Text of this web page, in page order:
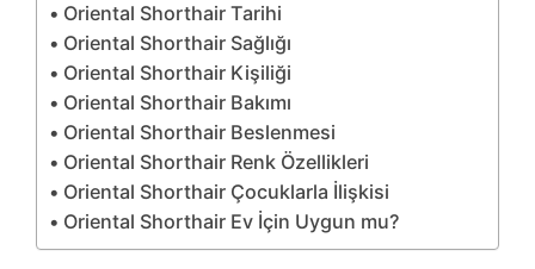
Oriental Shorthair Tarihi
Oriental Shorthair Sağlığı
Oriental Shorthair Kişiliği
Oriental Shorthair Bakımı
Oriental Shorthair Beslenmesi
Oriental Shorthair Renk Özellikleri
Oriental Shorthair Çocuklarla İlişkisi
Oriental Shorthair Ev İçin Uygun mu?